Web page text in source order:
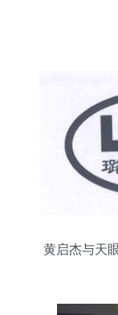
黄启杰与天